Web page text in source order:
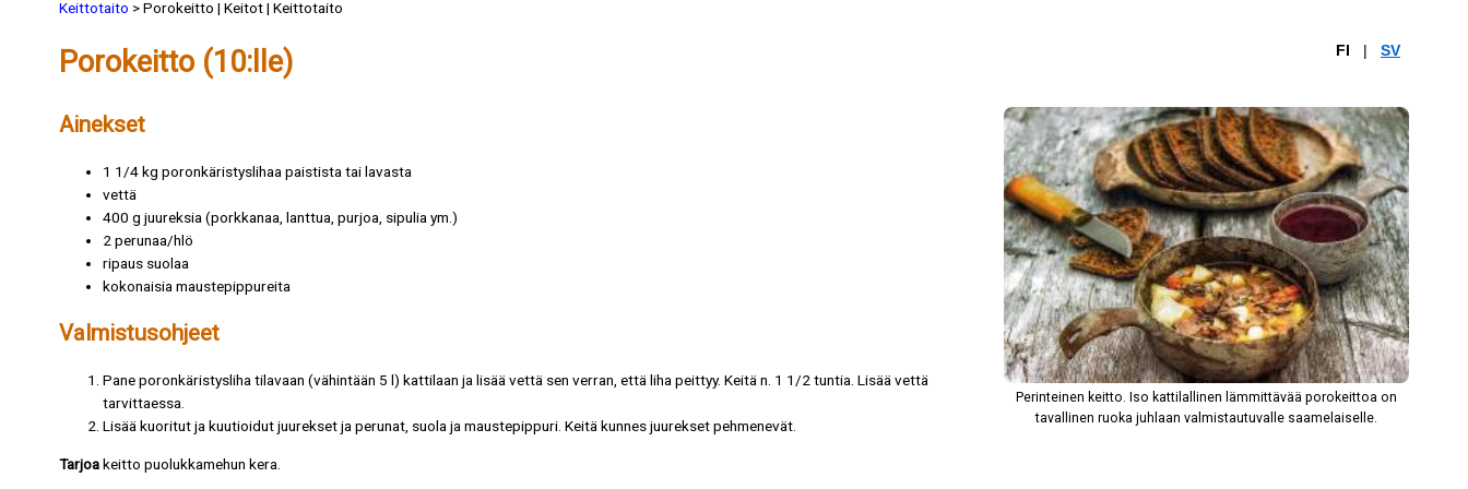
Keittotaito > Porokeitto | Keitot | Keittotaito
FI SV
Porokeitto (10:lle)
Perinteinen keitto. Iso kattilallinen lämmittävää porokeittoa on
tavallinen ruoka juhlaan valmistautuvalle saamelaiselle.
Ainekset
1 1/4 kg poronkäristyslihaa paistista tai lavasta
vettä
400 g juureksia (porkkanaa, lanttua, purjoa, sipulia ym.)
2 perunaa/hlö
ripaus suolaa
kokonaisia maustepippureita
Valmistusohjeet
Pane poronkäristysliha tilavaan (vähintään 5 l) kattilaan ja lisää vettä sen verran, että liha peittyy. Keitä n. 1 1/2 tuntia. Lisää vettä
tarvittaessa.
Lisää kuoritut ja kuutioidut juurekset ja perunat, suola ja maustepippuri. Keitä kunnes juurekset pehmenevät.
Tarjoakeitto puolukkamehun kera.